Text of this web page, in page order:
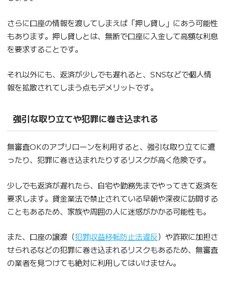
さらに口座の情報を渡してしまえば「押し貸し」にあう可能性
もあります。押し貸しとは、無断で口座に入金して高額な利息
を要求することです。
それ以外にも、返済が少しでも遅れると、SNSなどで個人情
報を拡散されてしまう点もデメリットです。
強引な取り立てや犯罪に巻き込まれる
無審査OKのアプリローンを利用すると、強引な取り立てに遭
ったり、犯罪に巻き込まれたりするリスクが高く危険です。
少しでも返済が遅れたら、自宅や勤務先までやってきて返済を
要求します。貸金業法で禁止されている早朝や深夜に訪問する
こともあるため、家族や周囲の人に迷惑がかかる可能性も。
また、口座の譲渡（犯罪収益移転防止法違反）や詐欺に加担さ
せられるなどの犯罪に巻き込まれるリスクもあるため、無審査
の業者を見つけても絶対に利用してはいけません。